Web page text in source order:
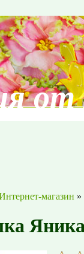
магазин »